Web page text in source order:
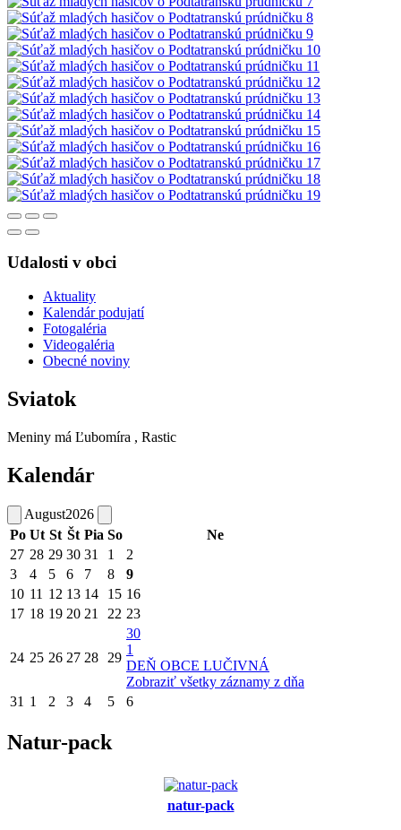
Udalosti v obci
Aktuality
Kalendár podujatí
Fotogaléria
Videogaléria
Obecné noviny
Sviatok
Meniny má Ľubomíra , Rastic
Kalendár
August2026
Po Ut St Št Pia So
Ne
27 28 29 30 31 1
2
3
4 5 6 7 8
9
10 11 12 13 14 15 16
17 18 19 20 21 22 23
24 25 26 27 28 29
30
1
DEŇ OBCE LUČIVNÁ
Zobraziť všetky záznamy z dňa
31 1 2 3 4 5 6
Natur-pack
natur-pack